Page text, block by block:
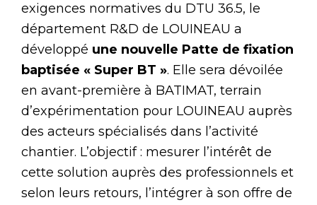
exigences normatives du DTU 36.5, le
département R&D de LOUINEAU a
développé une nouvelle Patte de fixation
baptisée « Super BT ». Elle sera dévoilée
en avant-première à BATIMAT, terrain
d’expérimentation pour LOUINEAU auprès
des acteurs spécialisés dans l’activité
chantier. L’objectif : mesurer l’intérêt de
cette solution auprès des professionnels et
selon leurs retours, l’intégrer à son offre de